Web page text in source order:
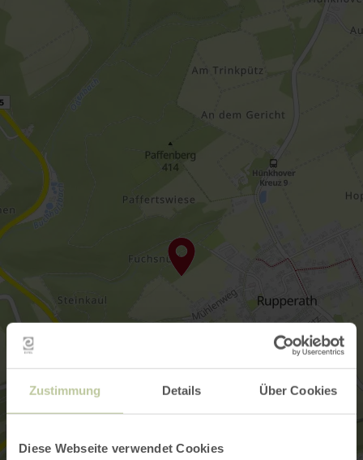
Zustimmung Details Über Cookies
Diese Webseite verwendet Cookies